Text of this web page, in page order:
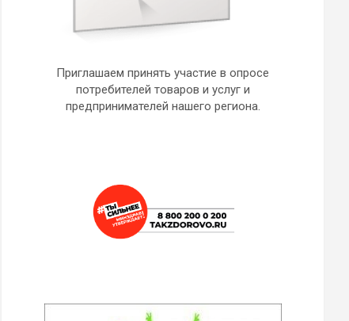
Приглашаем принять участие в опросе
потребителей товаров и услуг и
предпринимателей нашего региона.